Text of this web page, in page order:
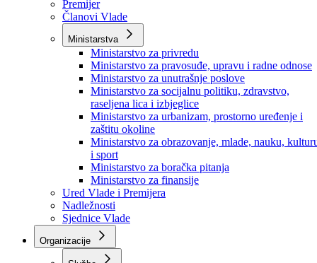
Vlada
Vlada BPK Goražde
Premijer
Članovi Vlade
Ministarstva
Ministarstvo za privredu
Ministarstvo za pravosuđe, upravu i radne odnose
Ministarstvo za unutrašnje poslove
Ministarstvo za socijalnu politiku, zdravstvo,
raseljena lica i izbjeglice
Ministarstvo za urbanizam, prostorno uređenje i
zaštitu okoline
Ministarstvo za obrazovanje, mlade, nauku,
i sport
Ministarstvo za boračka pitanja
Ministarstvo za finansije
Ured Vlade i Premijera
Nadležnosti
Sjednice Vlade